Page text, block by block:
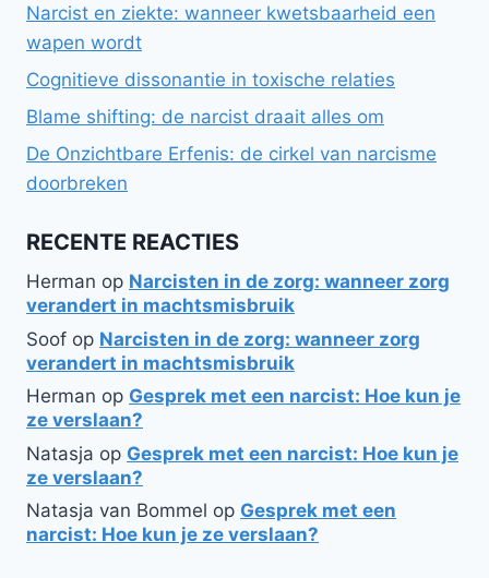
Narcist en ziekte: wanneer kwetsbaarheid een
wapen wordt
Cognitieve dissonantie in toxische relaties
Blame shifting: de narcist draait alles om
De Onzichtbare Erfenis: de cirkel van narcisme
doorbreken
RECENTE REACTIES
Herman op Narcisten in de zorg: wanneer zorg
verandert in machtsmisbruik
Soof op Narcisten in de zorg: wanneer zorg
verandert in machtsmisbruik
Herman op Gesprek met een narcist: Hoe kun je
ze verslaan?
Natasja op Gesprek met een narcist: Hoe kun je
ze verslaan?
Natasja van Bommel op Gesprek met een
narcist: Hoe kun je ze verslaan?